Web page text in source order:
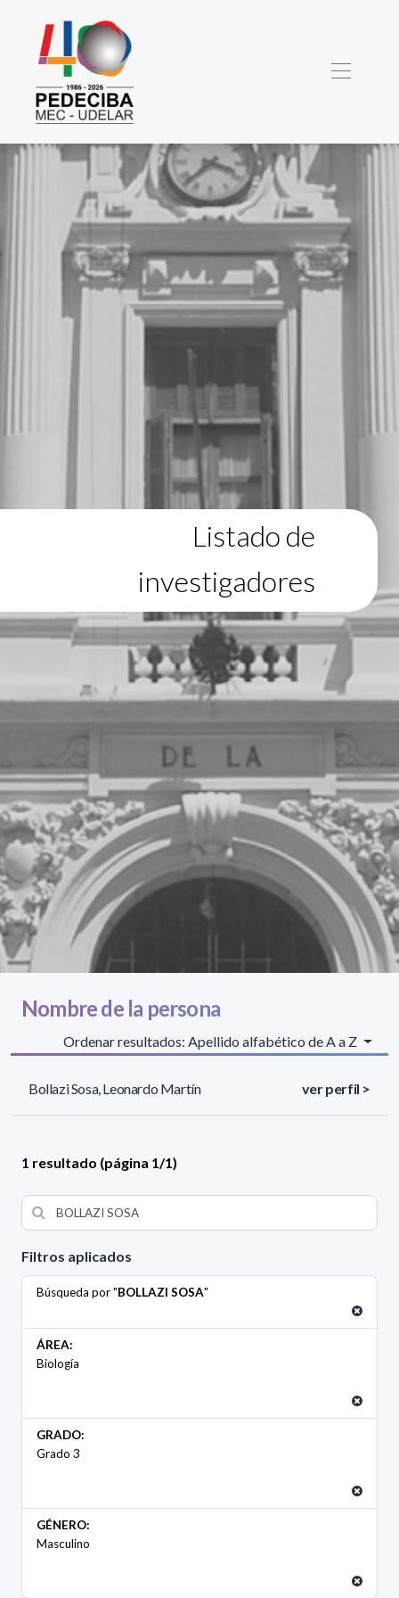
Listado de
investigadores
Filtros aplicados
Búsqueda por "BOLLAZI SOSA"
ÁREA:
Biología
GRADO:
Grado 3
GÉNERO:
Masculino
Nombre de la persona
Ordenar resultados: Apellido alfabético de A a Z
Bollazi Sosa, Leonardo Martín ver perfil >
1 resultado (página 1/1)